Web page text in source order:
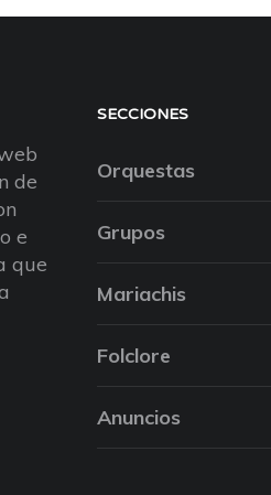
de
e
que
SECCIONES
Orquestas
Grupos
Mariachis
Folclore
Anuncios